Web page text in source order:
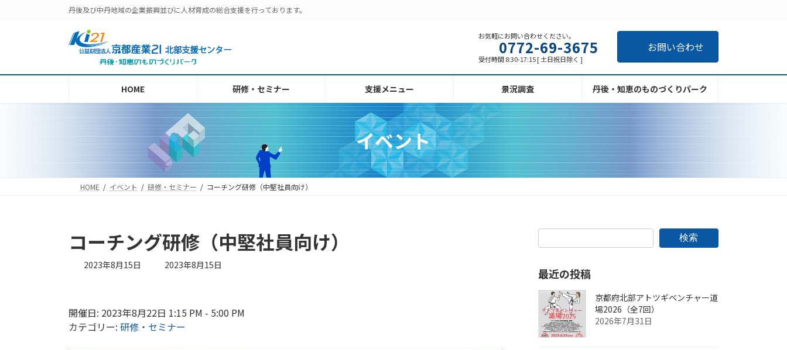
へ
ョ
丹後及び中丹地域の企業振興並びに人材育成の総合支援を行っております。
お気軽にお問い合わせください。
0772-69-3675
受付時間 8:30-17:15 [ 土日祝日除く ]
お問い合わせ
HOME 研修・セミナー 支援メニュー 景況調査 丹後・知恵のものづくりパーク
イベント
HOME イベント 研修・セミナー コーチング研修（中堅社員向け）
コーチング研修（中堅社員向け）
2023年8月15日
最
日
時
:
2023年8月15日
開催日: 2023年8月22日 1:15 PM - 5:00 PM
カテゴリー: 研修・セミナー
検索
最近の投稿
京都府北部アトツギベンチャー道
場2026（全7回）
2026年7月31日